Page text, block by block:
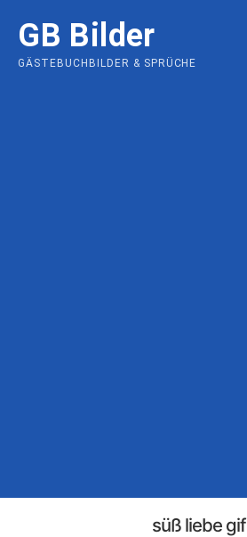
content
GB Bilder
GÄSTEBUCHBILDER & SPRÜCHE
süß liebe gif